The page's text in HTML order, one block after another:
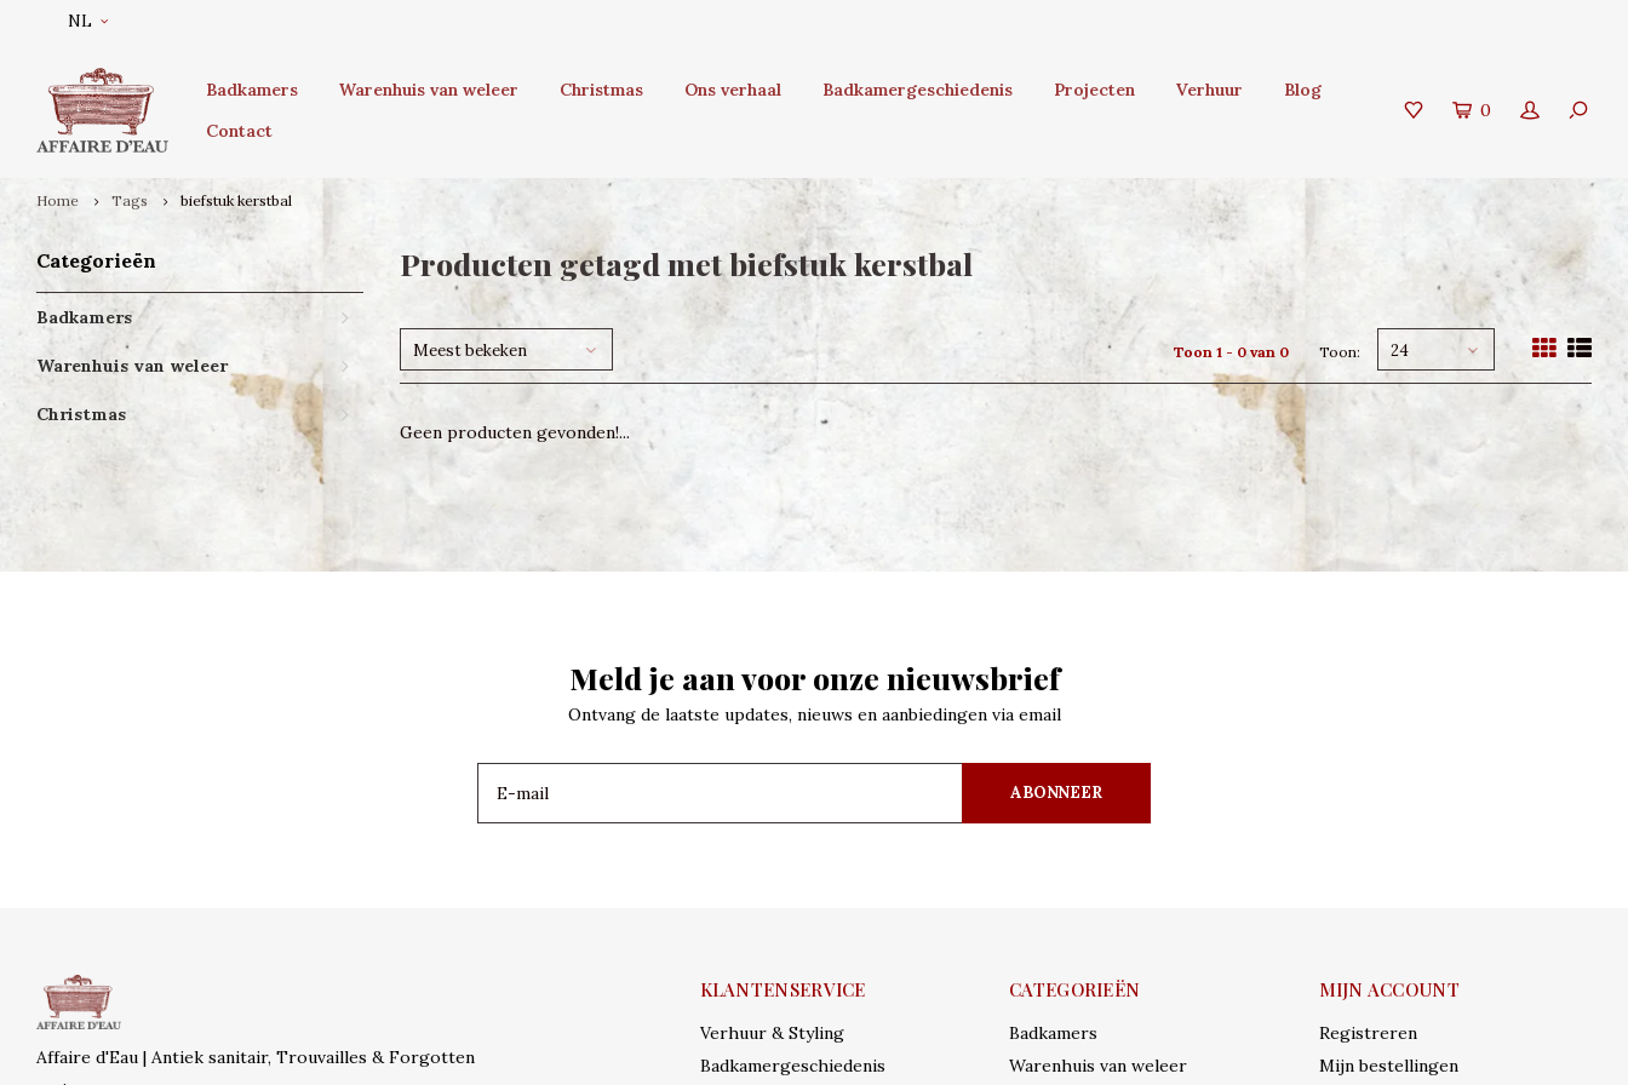
NL
Badkamers Warenhuis van weleer Christmas Ons verhaal Badkamergeschiedenis Projecten Verhuur
Blog
Contact
0
Home Tags biefstuk kerstbal
Categorieën
Badkamers
Warenhuis van weleer
Christmas
Producten getagd met biefstuk kerstbal
Meest bekeken Toon 1 - 0 van 0 Toon: 24
Geen producten gevonden!...
Meld je aan voor onze nieuwsbrief
Ontvang de laatste updates, nieuws en aanbiedingen via email
ABONNEER
Affaire d'Eau | Antiek sanitair, Trouvailles & Forgotten
KLANTENSERVICE
Verhuur & Styling
Badkamergeschiedenis
CATEGORIEËN
Badkamers
Warenhuis van weleer
MIJN ACCOUNT
Registreren
Mijn bestellingen